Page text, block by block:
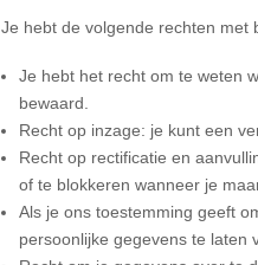
Je hebt de volgende rechten met
Je hebt het recht om te weten
bewaard.
Recht op inzage: je kunt een
Recht op rectificatie en
of te blokkeren wanneer je
Als je ons toestemming geeft
persoonlijke gegevens te laten